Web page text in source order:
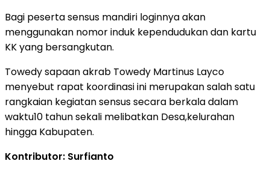
Bagi peserta sensus mandiri loginnya akan
menggunakan nomor induk kependudukan dan kartu
KK yang bersangkutan.
Towedy sapaan akrab Towedy Martinus Layco
menyebut rapat koordinasi ini merupakan salah satu
rangkaian kegiatan sensus secara berkala dalam
waktu10 tahun sekali melibatkan Desa,kelurahan
hingga Kabupaten.
Kontributor: Surfianto